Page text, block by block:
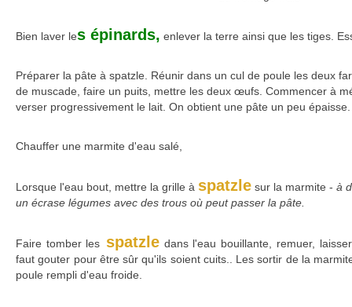
Bien laver les épinards, enlever la terre ainsi que les tiges.
Préparer la pâte à spatzle. Réunir dans un cul de poule les deux
de muscade, faire un puits, mettre les deux œufs. Commencer à
verser progressivement le lait. On obtient une pâte un peu épaisse.
Chauffer une marmite d'eau salé,
Lorsque l'eau bout, mettre la grille à spatzle sur la marmite - à
un écrase légumes avec des trous où peut passer la pâte.
Faire tomber les spatzle dans l'eau bouillante, remuer,
faut gouter pour être sûr qu'ils soient cuits.. Les sortir de la
poule rempli d'eau froide.